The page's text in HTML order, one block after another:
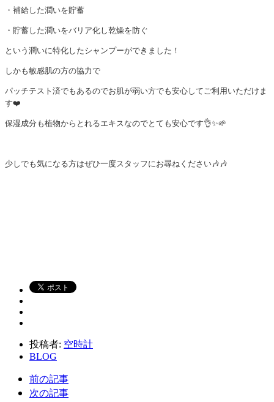
・補給した潤いを貯蓄
・貯蓄した潤いをバリア化し乾燥を防ぐ
という潤いに特化したシャンプーができました！
しかも敏感肌の方の協力で
パッチテスト済でもあるのでお肌が弱い方でも安心してご利用いただけま
す❤️
保湿成分も植物からとれるエキスなのでとても安心です👌✨🌱
少しでも気になる方はぜひ一度スタッフにお尋ねください🎶🎶
投稿者: 空時計
BLOG
前の記事
次の記事